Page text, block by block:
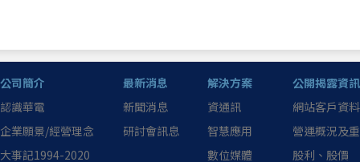
公司簡介
認識華電
企業願景/經營理念
大事記1994-2020
最新消息
新聞消息
研討會訊息
解決方案
資通訊
智慧應用
數位媒體
公開揭露資訊
網站客戶資
營運概況及
股利、股價